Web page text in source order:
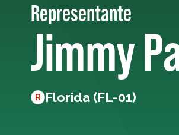
Representante
Jimmy
R Florida (FL-01)